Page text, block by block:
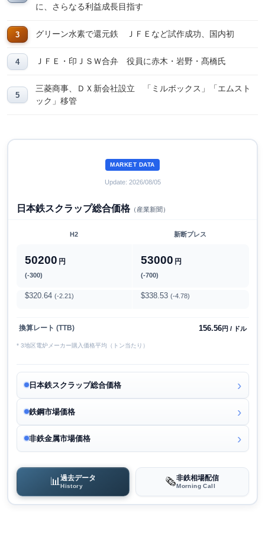
に、さらなる利益成長目指す
グリーン水素で還元鉄 ＪＦＥなど試作成功、国内初
ＪＦＥ・印ＪＳＷ合弁 役員に赤木・岩野・髙橋氏
三菱商事、ＤＸ新会社設立 「ミルボックス」「エムスト
ック」移管
MARKET DATA
Update: 2026/08/05
日本鉄スクラップ総合価格（産業新聞）
H2 新断プレス
50200 円
(-300)
53000 円
(-700)
$320.64 (-2.21) $338.53 (-4.78)
換算レート (TTB) 156.56円 / ドル
* 3地区電炉メーカー購入価格平均（トン当たり）
日本鉄スクラップ総合価格
鉄鋼市場価格
非鉄金属市場価格
📊過去データ
History 🗞️非鉄相場配信
Morning Call